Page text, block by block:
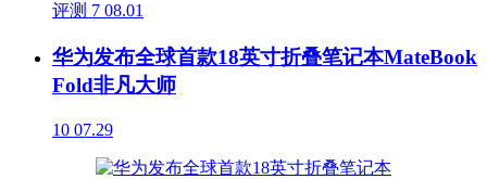
评测 7 08.01
华为发布全球首款18英寸折叠笔记本MateBook
Fold非凡大师
10 07.29